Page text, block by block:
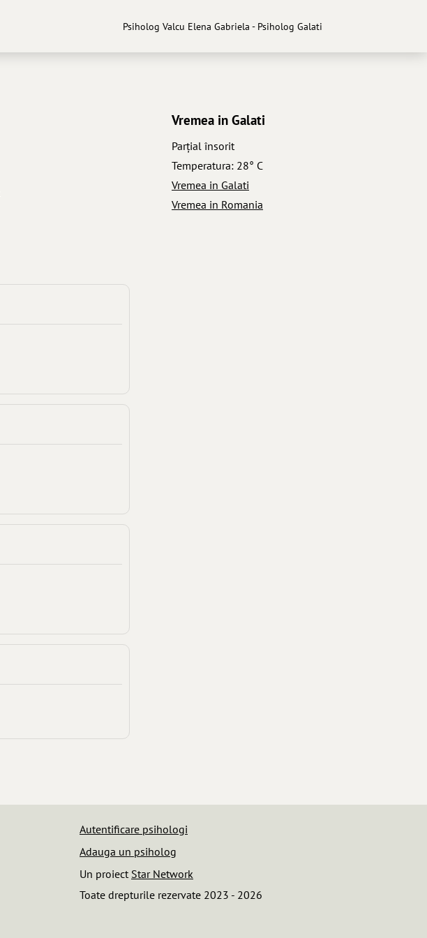
Psiholog Valcu Elena Gabriela - Psiholog Galati
Vremea in Galati
Parţial însorit
Temperatura: 28° C
Vremea in Galati
Vremea in Romania
Autentificare psihologi
Adauga un psiholog
Un proiect Star Network
Toate drepturile rezervate 2023 - 2026